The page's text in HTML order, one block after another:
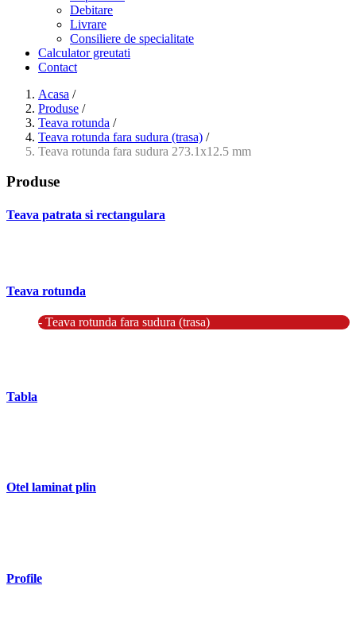
Debitare
Livrare
Consiliere de specialitate
Calculator greutati
Contact
Acasa /
Produse /
Teava rotunda /
Teava rotunda fara sudura (trasa) /
Teava rotunda fara sudura 273.1x12.5 mm
Produse
Teava patrata si rectangulara
Teava rotunda
- Teava rotunda fara sudura (trasa)
Tabla
Otel laminat plin
Profile